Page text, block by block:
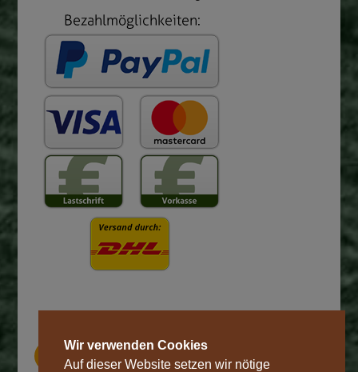
Öffnungszeiten
Wir verwenden Cookies
Auf dieser Website setzen wir nötige